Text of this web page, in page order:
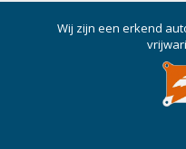
Wij zijn een erkend